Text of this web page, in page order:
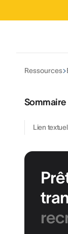
Ressources
Sommaire
Lien textuel